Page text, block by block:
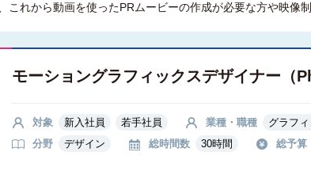
これから動画を使ったPRムービーの作成が必要な方や映像
モーショングラフィックスデザイナー（
対象 新入社員 若手社員 業種・職種 グラフ
分野
デザイン 総時間数 30時間 総予算